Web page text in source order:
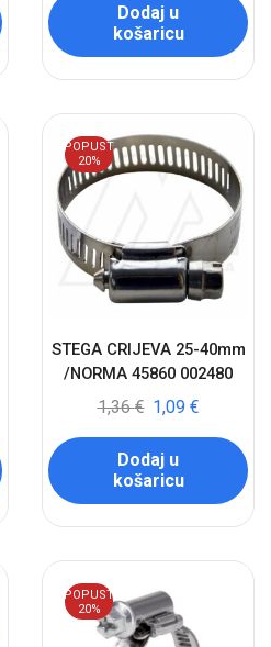
Dodaj u
košaricu
POPUST
20%
STEGA CRIJEVA 25-40mm
/NORMA 45860 002480
1,36€ 1,09 €
Dodaj u
košaricu
POPUST
20%